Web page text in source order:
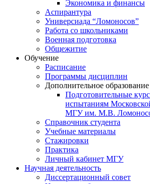
Экономика и финансы
Аспирантура
Универсиада “Ломоносов”
Работа со школьниками
Военная подготовка
Общежитие
Обучение
Расписание
Программы дисциплин
Дополнительное образование
Подготовительные
испытаниям
МГУ им. М.В.
Справочник студента
Учебные материалы
Стажировки
Практика
Личный кабинет МГУ
Научная деятельность
Диссертационный совет